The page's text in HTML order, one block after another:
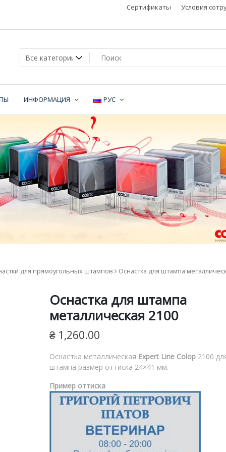
Сертификаты Условия
ИНФОРМАЦИЯ РУС
для прямоугольных штампов
Оснастка для штампа
Оснастка для штампа
металлическая 2100
₴1,260.00
Оснастка металлическая Expert Line Colop2100
штампа размер оттиска 24×41 мм.
Пример оттиска